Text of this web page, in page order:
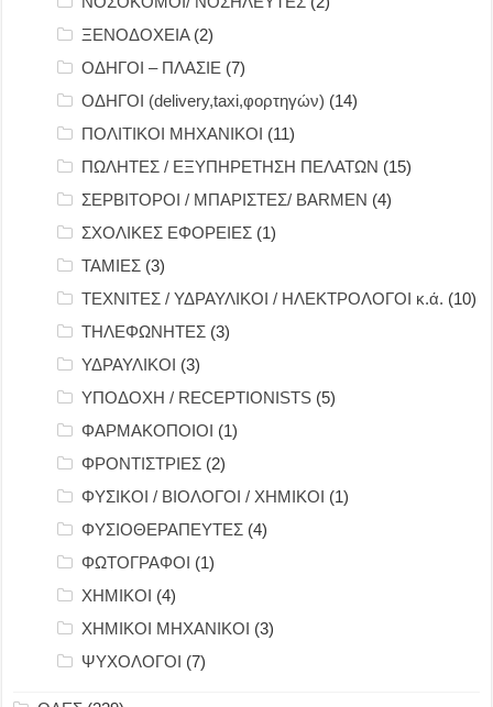
ΞΕΝΟΔΟΧΕΙΑ(2)
ΟΔΗΓΟΙ – ΠΛΑΣΙΕ (7)
ΟΔΗΓΟΙ (delivery,taxi,φορτηγών) (14)
ΠΟΛΙΤΙΚΟΙ ΜΗΧΑΝΙΚΟΙ (11)
ΠΩΛΗΤΕΣ / ΕΞΥΠΗΡΕΤΗΣΗ ΠΕΛΑΤΩΝ (15)
ΣΕΡΒΙΤΟΡΟΙ / ΜΠΑΡΙΣΤΕΣ/ BARMEN (4)
ΣΧΟΛΙΚΕΣ ΕΦΟΡΕΙΕΣ (1)
ΤΑΜΙΕΣ (3)
ΤΕΧΝΙΤΕΣ / ΥΔΡΑΥΛΙΚΟΙ / ΗΛΕΚΤΡΟΛΟΓΟΙ κ.ά. (10)
ΤΗΛΕΦΩΝΗΤΕΣ (3)
ΥΔΡΑΥΛΙΚΟΙ (3)
ΥΠΟΔΟΧΗ / RECEPTIONISTS (5)
ΦΑΡΜΑΚΟΠΟΙΟΙ (1)
ΦΡΟΝΤΙΣΤΡΙΕΣ (2)
ΦΥΣΙΚΟΙ / ΒΙΟΛΟΓΟΙ / ΧΗΜΙΚΟΙ (1)
ΦΥΣΙΟΘΕΡΑΠΕΥΤΕΣ (4)
ΦΩΤΟΓΡΑΦΟΙ (1)
ΧΗΜΙΚΟΙ (4)
ΧΗΜΙΚΟΙ ΜΗΧΑΝΙΚΟΙ (3)
ΨΥΧΟΛΟΓΟΙ (7)